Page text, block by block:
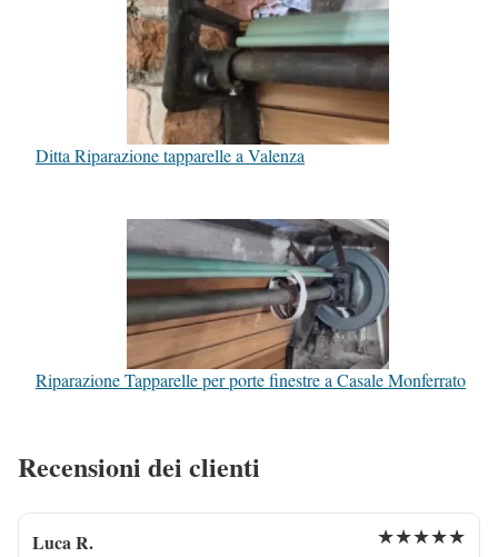
Ditta Riparazione tapparelle a Valenza
Riparazione Tapparelle per porte finestre a Casale Monferrato
Recensioni dei clienti
Luca R. ★★★★★